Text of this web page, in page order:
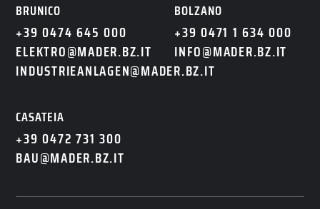
BRUNICO
+39 0474 645 000
ELEKTRO@MADER.BZ.IT
INDUSTRIEANLAGEN@MADER.BZ.IT
BOLZANO
+39 0471 1 634 000
INFO@MADER.BZ.IT
CASATEIA
+39 0472 731 300
BAU@MADER.BZ.IT